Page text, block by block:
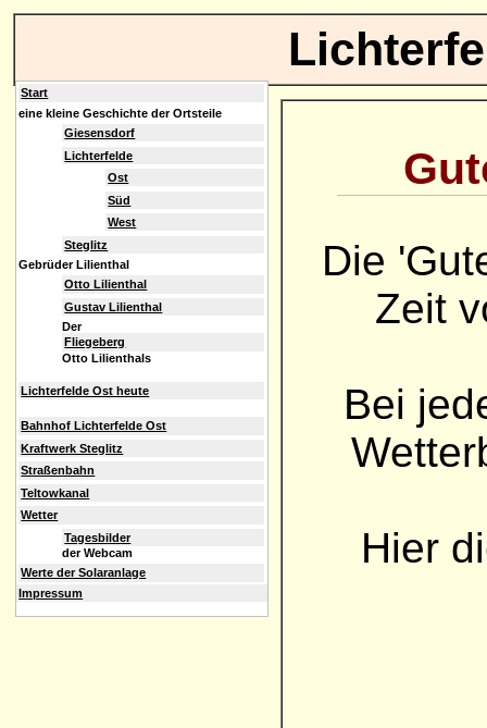
Die
Zeit
Bei
Hier
Start
eine kleine Geschichte der Ortsteile
Giesensdorf
Lichterfelde
Ost
Süd
West
Steglitz
Gebrüder Lilienthal
Otto Lilienthal
Gustav Lilienthal
Der
Fliegeberg
Otto Lilienthals
Lichterfelde Ost heute
Bahnhof Lichterfelde Ost
Kraftwerk Steglitz
Straßenbahn
Teltowkanal
Wetter
Tagesbilder
der Webcam
Werte der Solaranlage
Impressum